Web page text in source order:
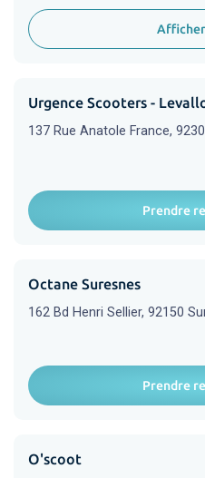
Urgence Scooters -
137 Rue Anatole France,
Prendre
Octane Suresnes
162 Bd Henri Sellier, 92150
Prendre
O'scoot